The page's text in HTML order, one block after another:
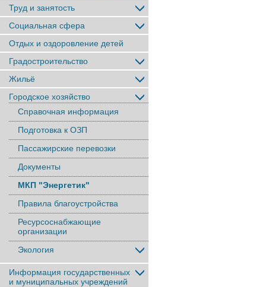
Труд и занятость
Социальная сфера
Отдых и оздоровление детей
Градостроительство
Жильё
Городское хозяйство
Справочная информация
Подготовка к ОЗП
Пассажирские перевозки
Документы
МКП "Энергетик"
Правила благоустройства
Ресурсоснабжающие
организации
Экология
Информация государственных
и муниципальных учреждений